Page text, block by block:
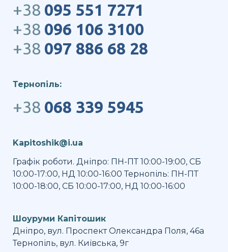
+38 095 551 7271
+38 096 106 3100
+38 097 886 68 28
Тернопіль:
+38 068 339 5945
Kapitoshik@i.ua
Графік роботи. Дніпро: ПН-ПТ 10:00-19:00, СБ
10:00-17:00, НД 10:00-16:00 Тернопіль: ПН-ПТ
10:00-18:00, СБ 10:00-17:00, НД 10:00-16:00
Шоуруми Капітошик
Дніпро, вул. Проспект Олександра Поля, 46а
Тернопіль, вул. Київська, 9г